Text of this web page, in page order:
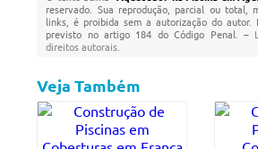
reservado. Sua reprodução, parcial ou total,
links, é proibida sem a autorização do autor.
previsto no artigo 184 do Código Penal. –
direitos autorais
Veja Também